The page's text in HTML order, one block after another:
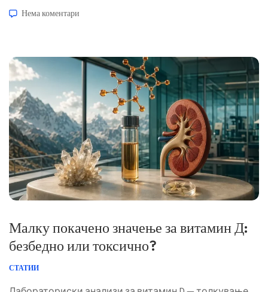
течности, инвазивна инфекција, воспалителна
минути 📅 26 јуни 2026 📝 Објавено: 26 јуни 2026 🩺
Медицински прегледано: 26 јуни […]
Нема коментари
Малку покачено значење за витамин Д:
безбедно или токсично?
СТАТИИ